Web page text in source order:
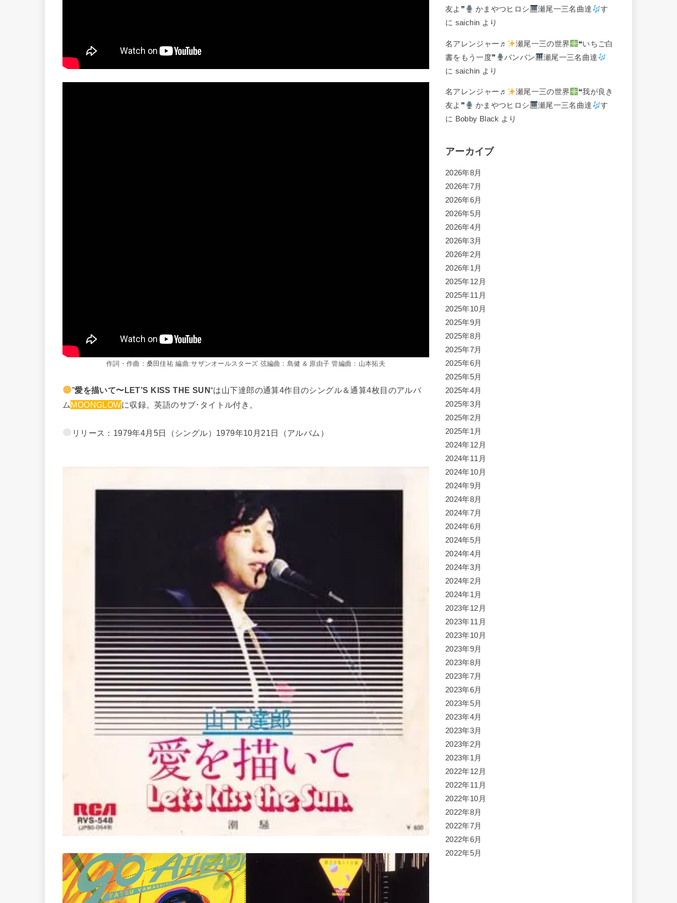
作詞・作曲：桑田佳祐 編曲:サザンオールスターズ 弦編曲：島健 & 原由子 管編曲：山本拓夫
”愛を描いて〜LET’S KISS THE SUN“は山下達郎の通算4作目のシングル＆通算4枚目のアルバ
ムMOONGLOWに収録。英語のサブ･タイトル付き。
リリース：1979年4月5日（シングル）1979年10月21日（アルバム）
友よ❞ かまやつヒロシ 瀬尾一三名曲達
す
に saichin より
名アレンジャー♬ 瀬尾一三の世界
❝いちご白
書をもう一度❞
バンバン
瀬尾一三名曲達
に saichin より
名アレンジャー♬ 瀬尾一三の世界
❝我が良き
友よ❞
かまやつヒロシ 瀬尾一三名曲達
す
に Bobby Black より
アーカイブ
2026年8月
2026年7月
2026年6月
2026年5月
2026年4月
2026年3月
2026年2月
2026年1月
2025年12月
2025年11月
2025年10月
2025年9月
2025年8月
2025年7月
2025年6月
2025年5月
2025年4月
2025年3月
2025年2月
2025年1月
2024年12月
2024年11月
2024年10月
2024年9月
2024年8月
2024年7月
2024年6月
2024年5月
2024年4月
2024年3月
2024年2月
2024年1月
2023年12月
2023年11月
2023年10月
2023年9月
2023年8月
2023年7月
2023年6月
2023年5月
2023年4月
2023年3月
2023年2月
2023年1月
2022年12月
2022年11月
2022年10月
2022年8月
2022年7月
2022年6月
2022年5月